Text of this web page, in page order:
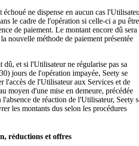
ne dispense en aucun cas
le cadre de l'opération si celle-ci a pu être
de paiement. Le montant encore dû sera
nouvelle méthode de paiement présentée
dû, et si l'Utilisateur ne régularise pas sa
jours de l'opération impayée, Seety se
l'accès de l'Utilisateur aux Services et de
moyen d'une mise en demeure, précédée
de réaction de l'Utilisateur, Seety
les montants dus selon les procédures
réductions et offres